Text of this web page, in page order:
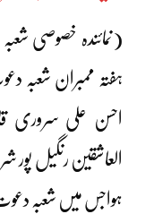
ہفتہ ممبران شعبہ
احسن علی سروری
العاشقین رنگیل پور
ہواجس میں شعبہ دعوت